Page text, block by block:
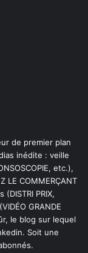
de premier plan
inédite : veille
etc.),
LE COMMERÇANT
(DISTRI PRIX,
GRANDE
le blog sur lequel
Soit une